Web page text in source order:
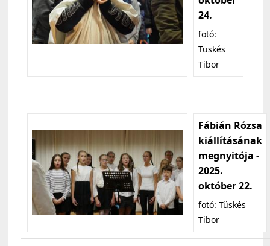
24.
fotó:
Tüskés
Tibor
Fábián Rózsa
kiállításának
megnyitója -
2025.
október 22.
fotó: Tüskés
Tibor